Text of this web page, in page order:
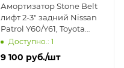
Амортизатор Stone Belt
лифт 2-3" задний Nissan
Patrol Y60/Y61, Toyota
Land Cruiser 71, 76, 78 , 79
2007/ размер 330-550.
4053S
Доступно.: 1
9 100 руб./шт